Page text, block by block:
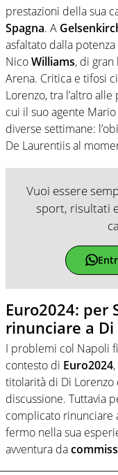
prestazioni della sua
Spagna. A
asfaltato dalla
NicoWilliams, di
Arena. Critica e tifosi
Lorenzo, tra l’altro
cui il suo agente Mario
diverse settimane:
De Laurentiis al
Vuoi essere
sport, risultati
Euro2024:
rinunciare a Di
I problemi col Napoli
contesto di Euro2024
titolarità di Di Lorenzo
discussione. Tuttavia
complicato rinunciare
fermo nella sua
avventura da